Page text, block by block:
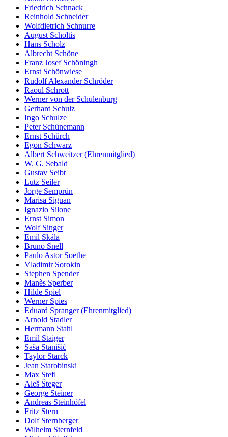
Friedrich Schnack
Reinhold Schneider
Wolfdietrich Schnurre
August Scholtis
Hans Scholz
Albrecht Schöne
Franz Josef Schöningh
Ernst Schönwiese
Rudolf Alexander Schröder
Raoul Schrott
Werner von der Schulenburg
Gerhard Schulz
Ingo Schulze
Peter Schünemann
Ernst Schürch
Egon Schwarz
Albert Schweitzer (Ehrenmitglied)
W. G. Sebald
Gustav Seibt
Lutz Seiler
Jorge Semprún
Marisa Siguan
Ignazio Silone
Ernst Simon
Wolf Singer
Emil Skála
Bruno Snell
Paulo Astor Soethe
Vladimir Sorokin
Stephen Spender
Manès Sperber
Hilde Spiel
Werner Spies
Eduard Spranger (Ehrenmitglied)
Arnold Stadler
Hermann Stahl
Emil Staiger
Saša Stanišić
Taylor Starck
Jean Starobinski
Max Stefl
Aleš Šteger
George Steiner
Andreas Steinhöfel
Fritz Stern
Dolf Sternberger
Wilhelm Sternfeld